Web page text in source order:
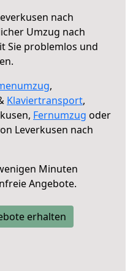
nach
Umzug nach
Sie problemlos und
,
Klaviertransport,
Fernumzug oder
Leverkusen nach
Minuten
Angebote.
erhalten